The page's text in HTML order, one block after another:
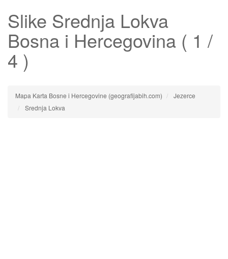
Slike Srednja Lokva
Bosna i Hercegovina ( 1 /
4 )
Mapa Karta Bosne i Hercegovine (geografijabih.com)
Jezerce
Srednja Lokva